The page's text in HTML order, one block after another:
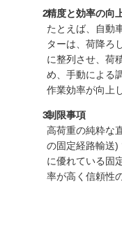
精度と効率の向
たとえば、自動
ターは、荷降ろ
に整列させ、荷
め、手動による
作業効率が向上
制限事項
高荷重の純粋な
の固定経路輸送)
に優れている固
率が高く信頼性